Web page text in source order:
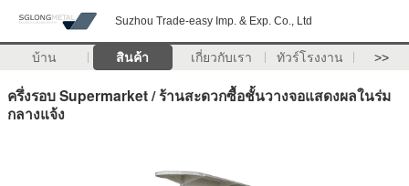
Suzhou Trade-easy Imp. & Exp. Co., Ltd
บ้าน สินค้า เกี่ยวกับเรา ทัวร์โรงงาน >>
ครึ่งรอบ Supermarket / ร้านสะดวกซื้อชั้นวางจอแสดงผลในร่ม
กลางแจ้ง